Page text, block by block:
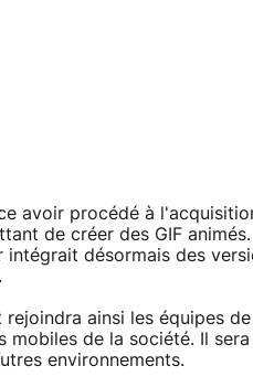
avoir procédé à
de créer des GIF
désormais des
ainsi les équipes
mobiles de la société. Il
environnements.